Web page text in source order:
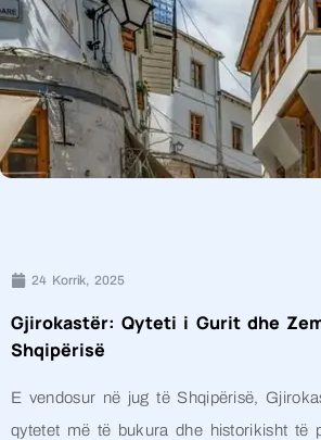
24 Korrik, 2025
Gjirokastër: Qyteti i Gurit dhe
Shqipërisë
E vendosur në jug të Shqipërisë,
qytetet më të bukura dhe historikisht të